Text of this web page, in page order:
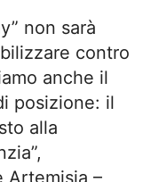
non sarà
contro
anche il
posizione: il
alla
Artemisia –